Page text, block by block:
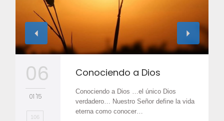
06
01 '15
106
Conociendo a Dios
Conociendo a Dios …el único Dios
verdadero… Nuestro Señor define la vida
eterna como conocer…